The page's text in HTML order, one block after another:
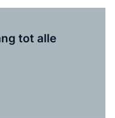
tot alle